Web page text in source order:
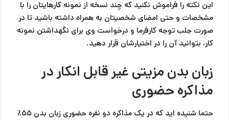
این نکته را فراموش نکنید که چند نسخه از نمونه کارهایتان را با
مشخصات و حتی امضای شخصیتان به همراه داشته باشید تا در
صورت جلب توجه کارفرما و درخواست وی برای نگهداشتن نمونه
کار، بتوانید آن را در اختیارشان قرار دهید.
زبان بدن مزیتی غیر قابل انکار در
مذاکره حضوری
حتما شنیده اید که در یک مذاکره دو نفره حضوری زبان بدن ۵۵٪